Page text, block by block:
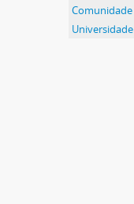
Comunidade
Universidade